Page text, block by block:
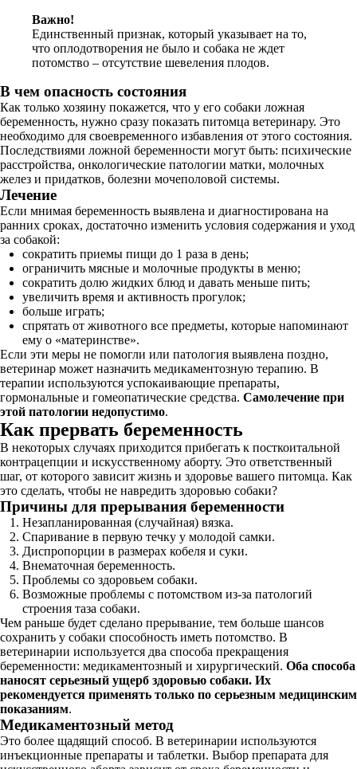
Важно!
Единственный признак, который указывает на то,
что оплодотворения не было и собака не ждет
потомство – отсутствие шевеления плодов.
В чем опасность состояния
Как только хозяину покажется, что у его собаки ложная
беременность, нужно сразу показать питомца ветеринару. Это
необходимо для своевременного избавления от этого состояния.
Последствиями ложной беременности могут быть: психические
расстройства, онкологические патологии матки, молочных
желез и придатков, болезни мочеполовой системы.
Лечение
Если мнимая беременность выявлена и диагностирована на
ранних сроках, достаточно изменить условия содержания и уход
за собакой:
сократить приемы пищи до 1 раза в день;
ограничить мясные и молочные продукты в меню;
сократить долю жидких блюд и давать меньше пить;
увеличить время и активность прогулок;
больше играть;
спрятать от животного все предметы, которые напоминают
ему о «материнстве».
Если эти меры не помогли или патология выявлена поздно,
ветеринар может назначить медикаментозную терапию. В
терапии используются успокаивающие препараты,
гормональные и гомеопатические средства. Самолечение при
этой патологии недопустимо.
Как прервать беременность
В некоторых случаях приходится прибегать к посткоитальной
контрацепции и искусственному аборту. Это ответственный
шаг, от которого зависит жизнь и здоровье вашего питомца. Как
это сделать, чтобы не навредить здоровью собаки?
Причины для прерывания беременности
Незапланированная (случайная) вязка.
Спаривание в первую течку у молодой самки.
Диспропорции в размерах кобеля и суки.
Внематочная беременность.
Проблемы со здоровьем собаки.
Возможные проблемы с потомством из-за патологий
строения таза собаки.
Чем раньше будет сделано прерывание, тем больше шансов
сохранить у собаки способность иметь потомство. В
ветеринарии используется два способа прекращения
беременности: медикаментозный и хирургический. Оба способа
наносят серьезный ущерб здоровью собаки. Их
рекомендуется применять только по серьезным медицинским
показаниям.
Медикаментозный метод
Это более щадящий способ. В ветеринарии используются
инъекционные препараты и таблетки. Выбор препарата для